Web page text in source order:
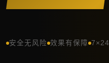
安全无风险 效果有保障